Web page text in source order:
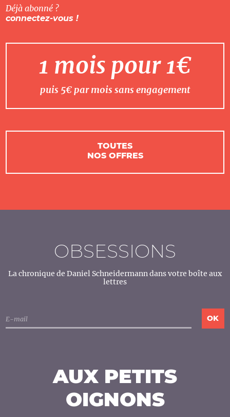
Déjà abonné ?
connectez-vous !
1 mois pour 1€
puis 5€ par mois sans engagement
TOUTES
NOS OFFRES
OBSESSIONS
La chronique de Daniel Schneidermann dans votre boîte aux
lettres
AUX PETITS
OIGNONS